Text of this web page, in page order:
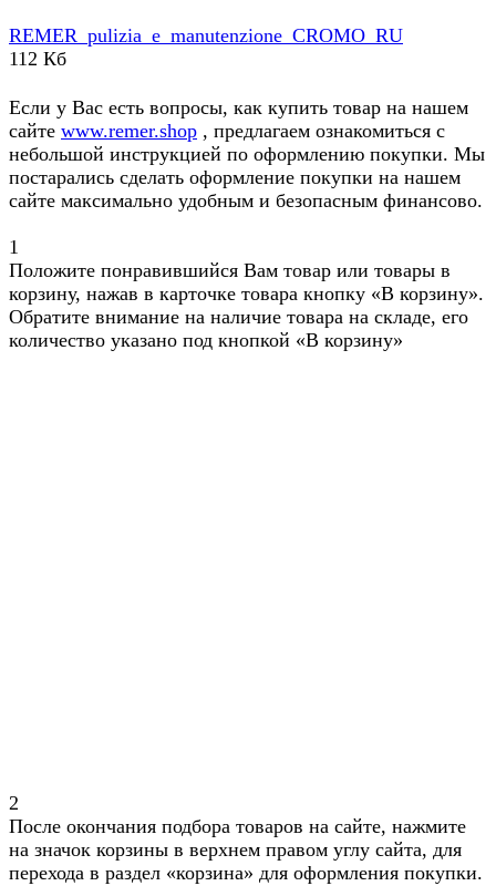
REMER_pulizia_e_manutenzione_CROMO_RU
112 Кб
Если у Вас есть вопросы, как купить товар на нашем
сайте www.remer.shop , предлагаем ознакомиться с
небольшой инструкцией по оформлению покупки. Мы
постарались сделать оформление покупки на нашем
сайте максимально удобным и безопасным финансово.
1
Положите понравившийся Вам товар или товары в
корзину, нажав в карточке товара кнопку «В корзину».
Обратите внимание на наличие товара на складе, его
количество указано под кнопкой «В корзину»
2
После окончания подбора товаров на сайте, нажмите
на значок корзины в верхнем правом углу сайта, для
перехода в раздел «корзина» для оформления покупки.